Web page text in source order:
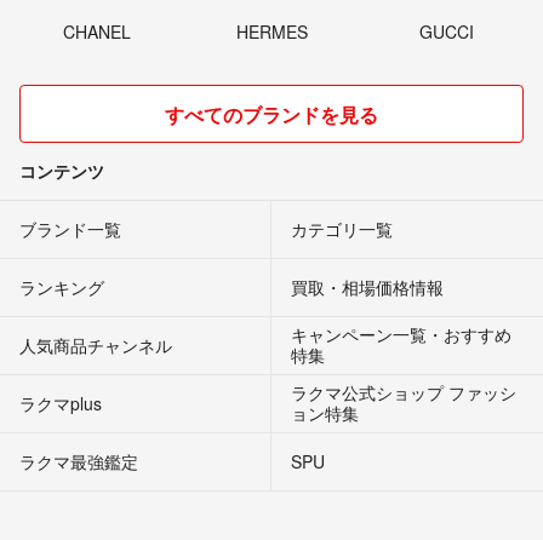
CHANEL HERMES GUCCI
すべてのブランドを見る
コンテンツ
ブランド一覧 カテゴリ一覧
ランキング 買取・相場価格情報
人気商品チャンネル
キャンペーン一覧・おすすめ
特集
ラクマplus
ラクマ公式ショップ ファッシ
ョン特集
ラクマ最強鑑定
SPU